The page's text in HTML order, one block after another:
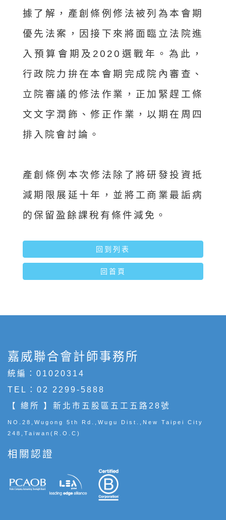
據了解，產創條例修法被列為本會期
優先法案，因接下來將面臨立法院進
入預算會期及2020選戰年。為此，
行政院力拚在本會期完成院內審查、
立院審議的修法作業，正加緊趕工條
文文字潤飾、修正作業，以期在周四
排入院會討論。
產創條例本次修法除了將研發投資抵
減期限展延十年，並將工商業最詬病
的保留盈餘課稅有條件減免。
回到列表
回首頁
嘉威聯合會計師事務所
統編：01020314
TEL： 02 2299-5888
【 總所 】新北市五股區五工五路28號
NO.28,Wugong 5th Rd.,Wugu Dist.,New Taipei City
248,Taiwan(R.O.C)
相關認證